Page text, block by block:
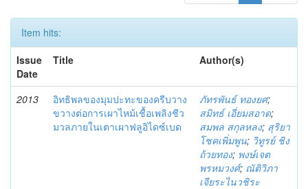
Item hits:
Issue
Date
Title Author(s)
2013
อิทธิพลของมุมปะทะของครีบวาง
ขวางต่อการเผาไหม้เชื้อเพลิงชีว
มวลภายในเตาเผาฟลูอิไดซ์เบด
ภัทรพันธ์ ทองยศ;
สมิทธ์ เอี่ยมสอาด;
สมพล สกุลหลง; สุริยา
โชคเพิ่มพูน; วิทูรย์ ชิง
ถ้วยทอง; พงษ์เจต
พรหมวงศ์; ณัติวิภา
เจียระไนวชิระ